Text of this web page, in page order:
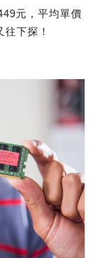
元，平均單價
下探！